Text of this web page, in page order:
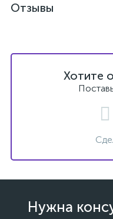
Отзывы
Хотите
Нужна